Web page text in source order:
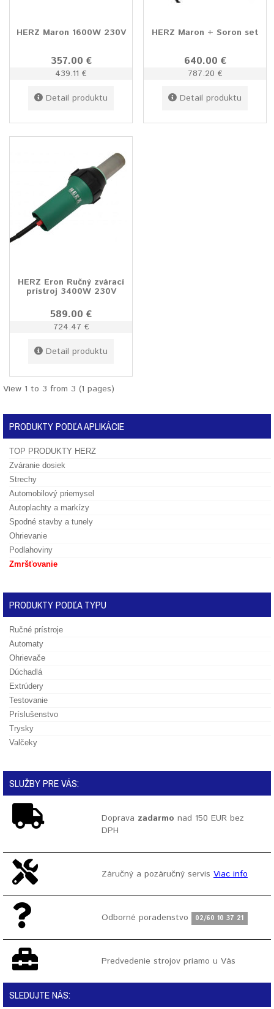
HERZ Maron 1600W 230V
357.00 €
439.11 €
Detail produktu
HERZ Maron + Soron set
640.00 €
787.20 €
Detail produktu
HERZ Eron Ručný zvárací
prístroj 3400W 230V
589.00 €
724.47 €
Detail produktu
View 1 to 3 from 3 (1 pages)
PRODUKTY PODĽA APLIKÁCIE
TOP PRODUKTY HERZ
Zváranie dosiek
Strechy
Automobilový priemysel
Autoplachty a markízy
Spodné stavby a tunely
Ohrievanie
Podlahoviny
Zmršťovanie
PRODUKTY PODĽA TYPU
Ručné prístroje
Automaty
Ohrievače
Dúchadlá
Extrúdery
Testovanie
Príslušenstvo
Trysky
Valčeky
SLUŽBY PRE VÁS:
Doprava zadarmo nad 150 EUR bez
DPH
Záručný a pozáručný servis Viac info
Odborné poradenstvo 02/60 10 37 21
Predvedenie strojov priamo u Vás
SLEDUJTE NÁS: